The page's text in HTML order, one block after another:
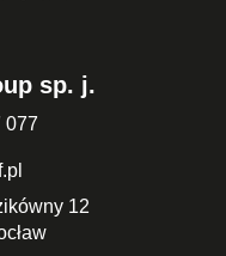
sp. j.
077
12